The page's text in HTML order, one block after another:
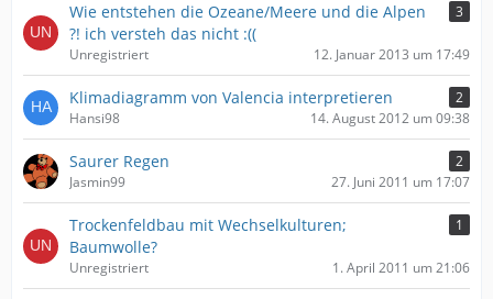
Wie entstehen die Ozeane/Meere und die Alpen
?! ich versteh das nicht :((
3
Unregistriert 12. Januar 2013 um 17:49
Klimadiagramm von Valencia interpretieren
2
Hansi98
14. August 2012 um 09:38
Saurer Regen
2
Jasmin99
27. Juni 2011 um 17:07
Trockenfeldbau mit Wechselkulturen;
Baumwolle?
1
Unregistriert 1. April 2011 um 21:06